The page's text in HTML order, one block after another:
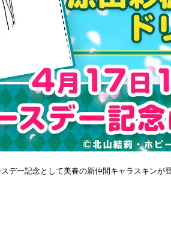
デー記念として美春の新仲間キャラスキン